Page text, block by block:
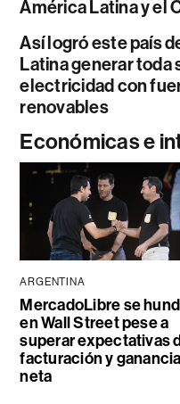
América Latina y el
Así logró este país
Latina generar toda
electricidad con
renovables
Económicas e
ARGENTINA
MercadoLibre se
en Wall Street pese a
superar expectativas
facturación y ganancia
neta